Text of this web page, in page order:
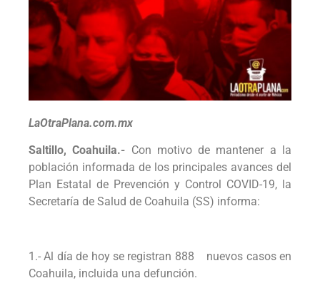
LaOtraPlana.com.mx
Saltillo, Coahuila.- Con motivo de mantener a la
población informada de los principales avances del
Plan Estatal de Prevención y Control COVID-19, la
Secretaría de Salud de Coahuila (SS) informa:
1.- Al día de hoy se registran 888 nuevos casos en
Coahuila, incluida una defunción.